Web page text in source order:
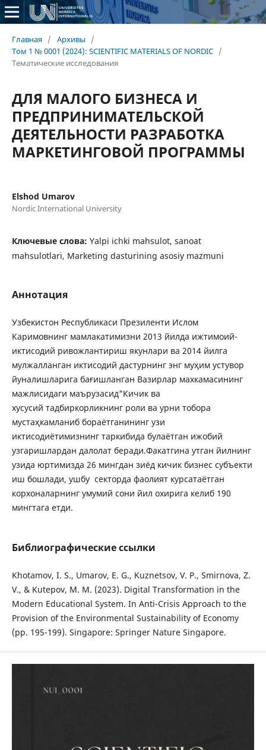
Главная / Архивы
/
Том 1 № 0001 (2024): SCIENTIFIC MATERIALS OF NORDIC /
Тематические исследования
ДЛЯ МАЛОГО БИЗНЕСА И
ПРЕДПРИНИМАТЕЛЬСКОЙ
ДЕЯТЕЛЬНОСТИ РАЗРАБОТКА
МАРКЕТИНГОВОЙ ПРОГРАММЫ
Elshod Umarov
Nordic International University
Ключевые слова: Yalpi ichki mahsulot, sanoat
mahsulotlari, Marketing dasturining asosiy mazmuni
Аннотация
Узбекистон Республикаси Презиленти Ислом
Каримовнинг мамлакатимизни 2013 йилда ижтимоий-
иктисодий ривожлантириш якунлари ва 2014 йилга
мулжалланган иктисодий дастурнинг энг муҳим устувор
йуналишларига бағишланган Вазирлар махкамасининг
мажлисидаги маърузасид"Кичик ва
хусусий тадбиркорликнинг роли ва урни тобора
мустаҳкамланиб бораётганининг узи
иктисодиётимизнинг таркибида булаётган ижобий
узгаришлардан далолат беради.Факатгина утган йилнинг
узида юртимизда 26 мингдан зиёд кичик бизнес субъекти
иш бошлади, ушбу секторда фаолият курсатаётган
корхоналарнинг умумий сони йил охирига келиб 190
мингтага етди.
Библиографические ссылки
Khotamov, I. S., Umarov, E. G., Kuznetsov, V. P., Smirnova, Z.
V., & Kutepov, M. M. (2023). Digital Transformation in the
Modern Educational System. In Anti-Crisis Approach to the
Provision of the Environmental Sustainability of Economy
(pp. 195-199). Singapore: Springer Nature Singapore.